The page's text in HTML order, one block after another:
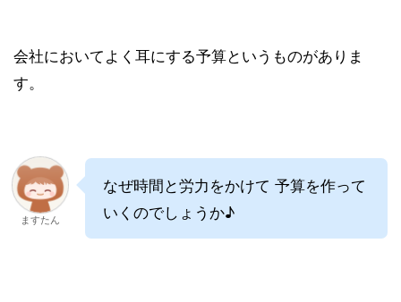
会社においてよく耳にする予算というものがありま
す。
ますたん
なぜ時間と労力をかけて 予算を作って
いくのでしょうか♪